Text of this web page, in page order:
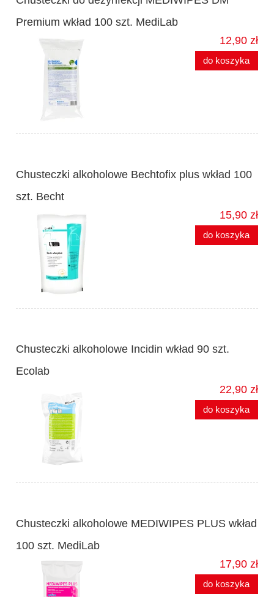
Premium wkład 100 szt. MediLab
12,90 zł
do koszyka
Chusteczki alkoholowe Bechtofix plus wkład 100
szt. Becht
15,90 zł
do koszyka
Chusteczki alkoholowe Incidin wkład 90 szt.
Ecolab
22,90 zł
do koszyka
Chusteczki alkoholowe MEDIWIPES PLUS wkład
100 szt. MediLab
17,90 zł
do koszyka